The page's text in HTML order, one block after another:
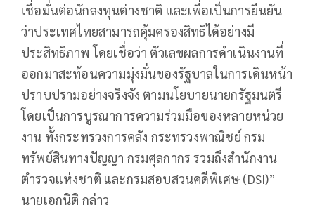
เชื่อมั่นต่อนักลงทุนต่างชาติ และเพื่อเป็นการยืนยัน
ว่าประเทศไทยสามารถคุ้มครองสิทธิได้อย่างมี
ประสิทธิภาพ โดยเชื่อว่า ตัวเลขผลการดำเนินงานที่
ออกมาสะท้อนความมุ่งมั่นของรัฐบาลในการเดินหน้า
ปราบปรามอย่างจริงจัง ตามนโยบายนายกรัฐมนตรี
โดยเป็นการบูรณาการความร่วมมือของหลายหน่วย
งาน ทั้งกระทรวงการคลัง กระทรวงพาณิชย์ กรม
ทรัพย์สินทางปัญญา กรมศุลกากร รวมถึงสำนักงาน
ตำรวจแห่งชาติ และกรมสอบสวนคดีพิเศษ (DSI)”
นายเอกนิติ กล่าว